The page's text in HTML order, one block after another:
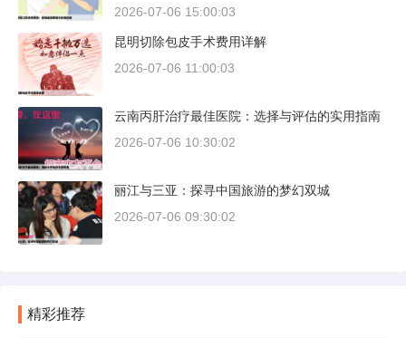
2026-07-06 15:00:03
昆明切除包皮手术费用详解
2026-07-06 11:00:03
云南丙肝治疗最佳医院：选择与评估的实用指南
2026-07-06 10:30:02
丽江与三亚：探寻中国旅游的梦幻双城
2026-07-06 09:30:02
精彩推荐